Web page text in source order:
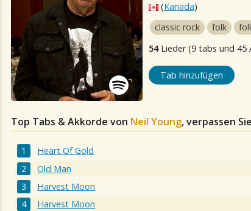
(Kanada)
classic rock
folk
54Lieder (9 tabs und 45
Tab hinzufügen
Top Tabs & Akkorde von Neil Young, verpassen
Heart Of Gold
Old Man
Harvest Moon
Harvest Moon